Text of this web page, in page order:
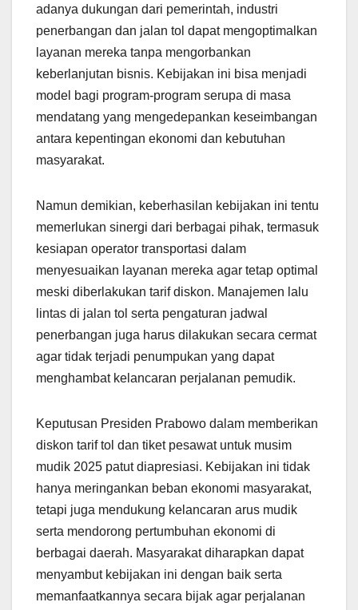
adanya dukungan dari pemerintah, industri
penerbangan dan jalan tol dapat mengoptimalkan
layanan mereka tanpa mengorbankan
keberlanjutan bisnis. Kebijakan ini bisa menjadi
model bagi program-program serupa di masa
mendatang yang mengedepankan keseimbangan
antara kepentingan ekonomi dan kebutuhan
masyarakat.
Namun demikian, keberhasilan kebijakan ini tentu
memerlukan sinergi dari berbagai pihak, termasuk
kesiapan operator transportasi dalam
menyesuaikan layanan mereka agar tetap optimal
meski diberlakukan tarif diskon. Manajemen lalu
lintas di jalan tol serta pengaturan jadwal
penerbangan juga harus dilakukan secara cermat
agar tidak terjadi penumpukan yang dapat
menghambat kelancaran perjalanan pemudik.
Keputusan Presiden Prabowo dalam memberikan
diskon tarif tol dan tiket pesawat untuk musim
mudik 2025 patut diapresiasi. Kebijakan ini tidak
hanya meringankan beban ekonomi masyarakat,
tetapi juga mendukung kelancaran arus mudik
serta mendorong pertumbuhan ekonomi di
berbagai daerah. Masyarakat diharapkan dapat
menyambut kebijakan ini dengan baik serta
memanfaatkannya secara bijak agar perjalanan